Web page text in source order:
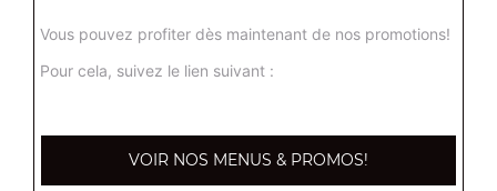
Vous pouvez profiter dès maintenant de nos promotions!
Pour cela, suivez le lien suivant :
VOIR NOS MENUS & PROMOS!